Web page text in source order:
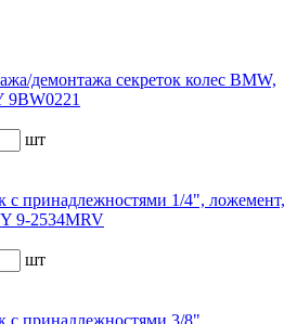
демонтажа секреток колес BMW,
9BW0221
шт
с принадлежностями 1/4", ложемент,
9-2534MRV
шт
с принадлежностями 3/8",